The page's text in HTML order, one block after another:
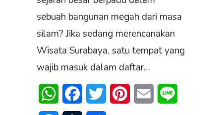
sebuah bangunan megah dari masa
silam? Jika sedang merencanakan
Wisata Surabaya, satu tempat yang
wajib masuk dalam daftar…
WhatsAppFacebookTwitter PinterestEmail